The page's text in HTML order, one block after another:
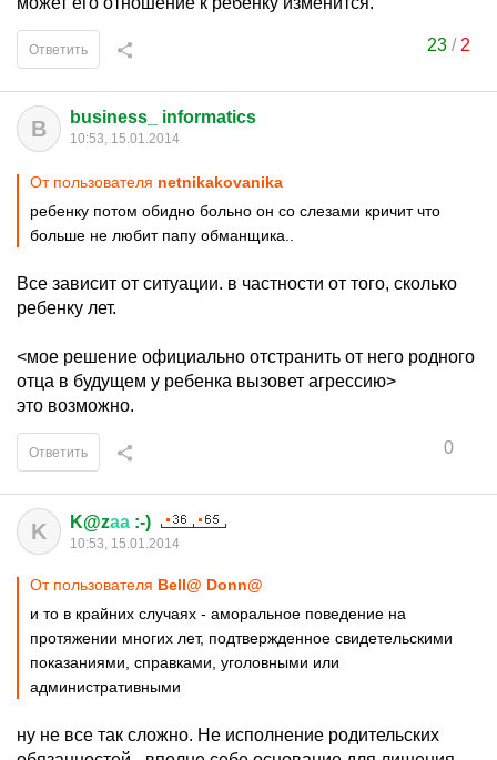
23 / 2
Ответить
B business_ informatics
10:53, 15.01.2014
От пользователя netnikakovanika
ребенку потом обидно больно он со слезами кричит что
больше не любит папу обманщика..
Все зависит от ситуации. в частности от того, сколько
ребенку лет.
<мое решение официально отстранить от него родного
отца в будущем у ребенка вызовет агрессию>
это возможно.
0
Ответить
K K@zаа :-)
10:53, 15.01.2014
От пользователя Bell@ Donn@
и то в крайних случаях - аморальное поведение на
протяжении многих лет, подтвержденное свидетельскими
показаниями, справками, уголовными или
административными
ну не все так сложно. Не исполнение родительских